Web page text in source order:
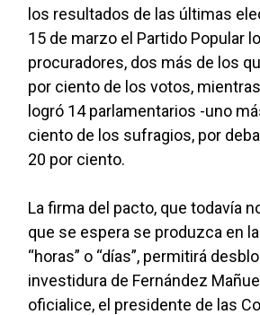
los resultados de las últimas
15 de marzo el Partido Popular
procuradores, dos más de los
por ciento de los votos,
logró 14 parlamentarios -uno
ciento de los sufragios, por
20 por ciento.
La firma del pacto, que todavía
que se espera se produzca en
“horas” o “días”, permitirá
investidura de Fernández
oficialice, el presidente de las